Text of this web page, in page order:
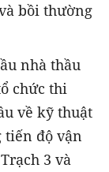
bồi thường
nhà thầu
chức thi
về kỹ thuật
độ vận
3 và